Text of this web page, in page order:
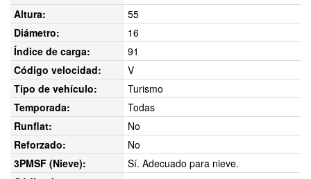
Altura:
55
Diámetro:
16
Índice de carga:
91
Código velocidad:
V
Tipo de vehículo:
Turismo
Temporada:
Todas
Runflat:
No
Reforzado:
No
3PMSF (Nieve):
Sí. Adecuado para nieve.